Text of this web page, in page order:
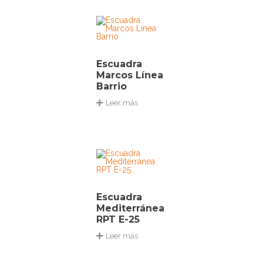
Escuadra
Marcos Línea
Barrio
Leer más
Escuadra
Mediterránea
RPT E-25
Leer más